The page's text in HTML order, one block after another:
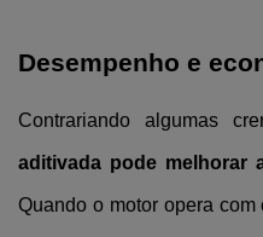
Desempenho e
Contrariando algumas
aditivada pode melhorar
Quando o motor opera